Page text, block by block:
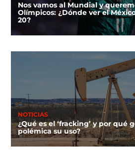
Nos vamos al Mundial y
Olímpicos: ¿Dónde ver el
20?
NOTICIAS
¿Qué es el ‘fracking’ y por qué
polémica su uso?